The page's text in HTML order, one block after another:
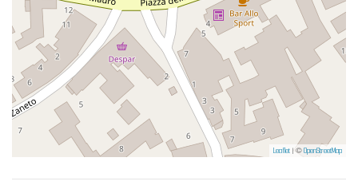
Leaflet | ©OpenStreetMap